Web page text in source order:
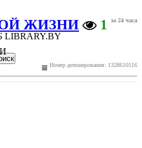
ЖИЗНИ 1 за 24 часа
LIBRARY.BY
Номер депонирования: 1328610516